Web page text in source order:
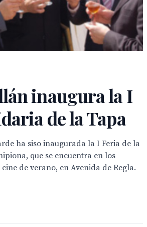
inaugura la I
de la Tapa
ha siso inaugurada la I Feria de la
que se encuentra en los
de verano, en Avenida de Regla.